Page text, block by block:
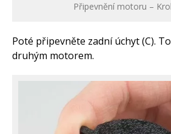
Připevnění motoru –
Poté připevněte zadní úchyt (C).
druhým motorem.